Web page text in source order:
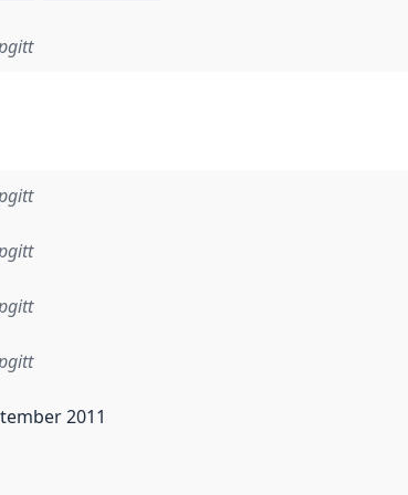
datasettet første gang ble utgitt. Det kan
2011